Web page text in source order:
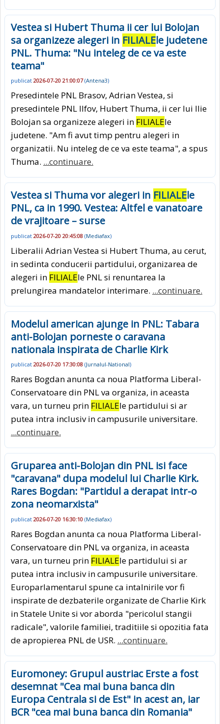
Vestea si Hubert Thuma ii cer lui Bolojan
sa organizeze alegeri in FILIALEle judetene
PNL. Thuma: "Nu inteleg de ce va este
teama"
publicat 2026-07-20 21:00:07(Antena3)
Presedintele PNL Brasov, Adrian Vestea, si
presedintele PNL Ilfov, Hubert Thuma, ii cer lui Ilie
Bolojan sa organizeze alegeri in FILIALEle
judetene. "Am fi avut timp pentru alegeri in
organizatii. Nu inteleg de ce va este teama", a spus
Thuma. ...continuare.
Vestea si Thuma vor alegeri in FILIALEle
PNL, ca in 1990. Vestea: Altfel e vanatoare
de vrajitoare – surse
publicat 2026-07-20 20:45:08 (Mediafax)
Liberalii Adrian Vestea si Hubert Thuma, au cerut,
in sedinta conducerii partidului, organizarea de
alegeri in FILIALEle PNL si renuntarea la
prelungirea mandatelor interimare. ...continuare.
Modelul american ajunge in PNL: Tabara
anti-Bolojan porneste o caravana
nationala inspirata de Charlie Kirk
publicat 2026-07-20 17:30:08 (Jurnalul-National)
Rares Bogdan anunta ca noua Platforma Liberal-
Conservatoare din PNL va organiza, in aceasta
vara, un turneu prin FILIALEle partidului si ar
putea intra inclusiv in campusurile universitare.
...continuare.
Gruparea anti-Bolojan din PNL isi face
"caravana" dupa modelul lui Charlie Kirk.
Rares Bogdan: "Partidul a derapat intr-o
zona neomarxista"
publicat 2026-07-20 16:30:10 (Mediafax)
Rares Bogdan anunta ca noua Platforma Liberal-
Conservatoare din PNL va organiza, in aceasta
vara, un turneu prin FILIALEle partidului si ar
putea intra inclusiv in campusurile universitare.
Europarlamentarul spune ca intalnirile vor fi
inspirate de dezbaterile organizate de Charlie Kirk
in Statele Unite si vor aborda "pericolul stangii
radicale", valorile familiei, traditiile si opozitia fata
de apropierea PNL de USR. ...continuare.
Euromoney: Grupul austriac Erste a fost
desemnat "Cea mai buna banca din
Europa Centrala si de Est" in acest an, iar
BCR "cea mai buna banca din Romania"